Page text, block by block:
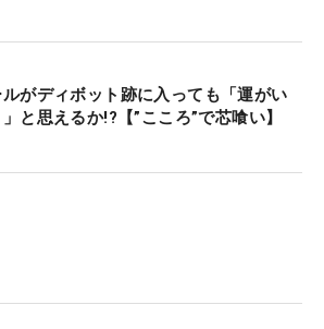
がディボット跡に入っても「運がい
と思えるか!?【”こころ”で芯喰い】